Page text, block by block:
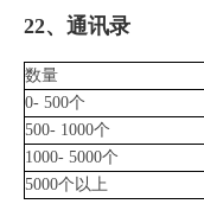
22、通讯录
数量
0- 500个
500- 1000个
1000- 5000个
5000个以上